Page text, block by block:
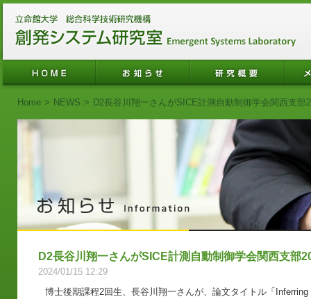
Home > NEWS > D2長谷川翔一さんがSICE計測自動制御学会関西支
D2長谷川翔一さんがSICE計測自動制御学会関西支部
2024/01/15 12:29
博士後期課程2回生、長谷川翔一さんが、論文タイトル「